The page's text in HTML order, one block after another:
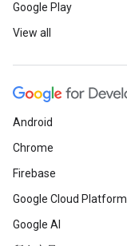
Google Play
View all
Android
Chrome
Firebase
Google Cloud Platform
Google AI